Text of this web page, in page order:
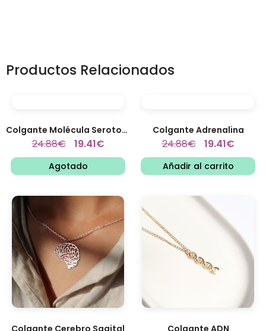
Productos Relacionados
Colgante Molécula Serotonina
24.88€ 19.41€
Agotado
Colgante Adrenalina
24.88€ 19.41€
Añadir al carrito
Colgante Cerebro Sagital Colgante ADN